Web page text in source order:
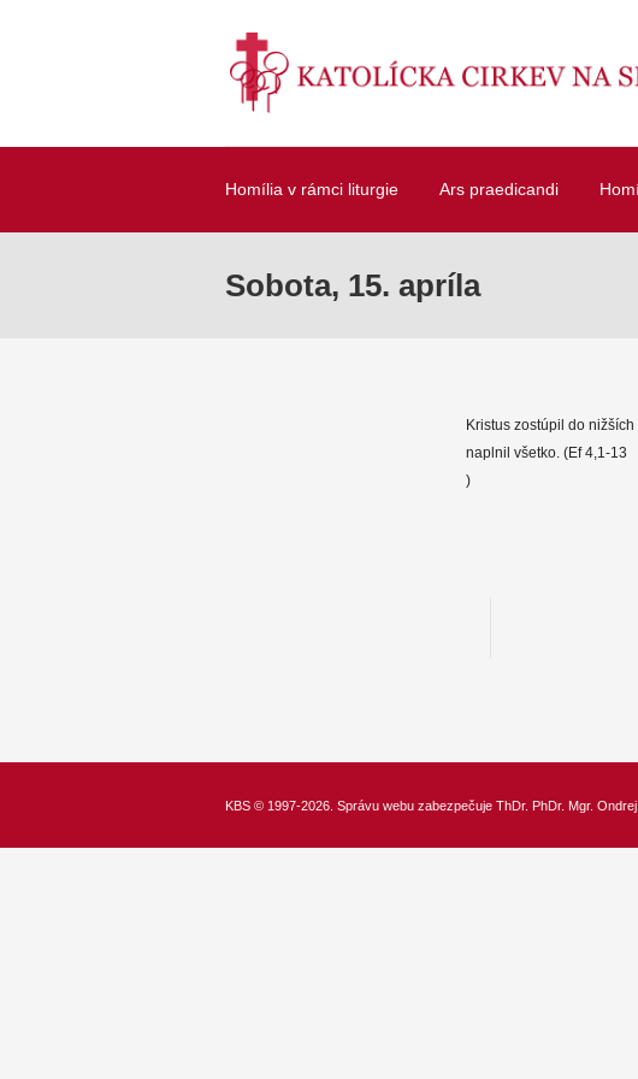
Homília v rámci liturgie Ars praedicandi
Sobota, 15. apríla
Kristus zostúpil do
naplnil všetko. (Ef 4,1-13
)
KBS © 1997-2026. Správu webu zabezpečuje ThDr. PhDr. Mgr.